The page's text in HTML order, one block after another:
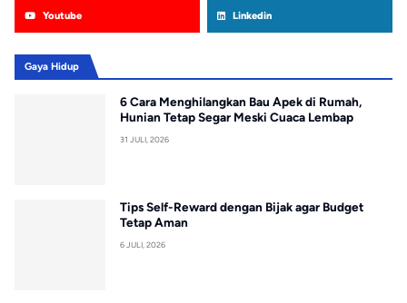
Youtube Linkedin
Gaya Hidup
6 Cara Menghilangkan Bau Apek di Rumah,
Hunian Tetap Segar Meski Cuaca Lembap
31 JULI, 2026
Tips Self-Reward dengan Bijak agar Budget
Tetap Aman
6 JULI, 2026